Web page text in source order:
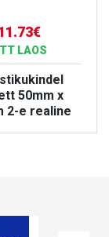
LAOS
50mm x
2-e realine